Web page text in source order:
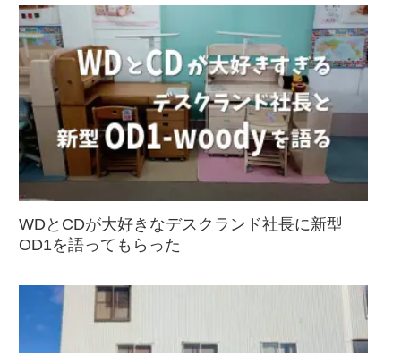
WDとCDが大好きなデスクランド社長に新型
OD1を語ってもらった